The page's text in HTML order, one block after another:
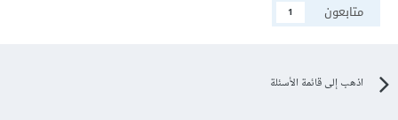
متابعون
1
اذهب إلى قائمة الأسئلة